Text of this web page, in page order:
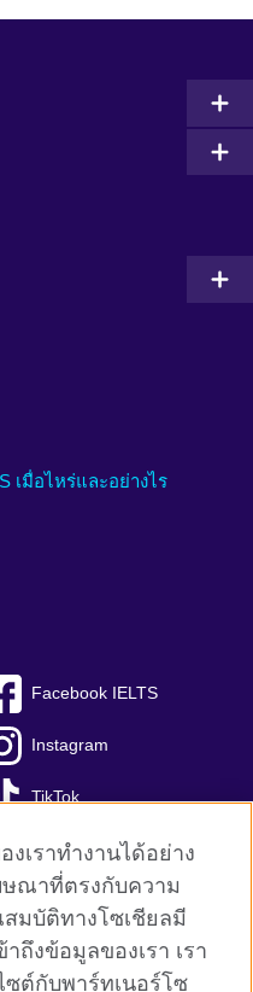
เมื่อไหร่และอย่างไร
Facebook IELTS
Instagram
TikTok
งเราทำงานได้อย่าง
ณาที่ตรงกับความ
มบัติทางโซเชียลมี
ถึงข้อมูลของเรา เรา
ต์กับพาร์ทเนอร์โซ